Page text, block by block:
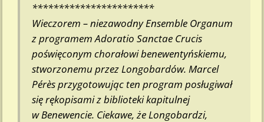
***********************
Wieczorem – niezawodny Ensemble Organum
z programemAdoratio Sanctae Crucis
poświęconym chorałowi benewentyńskiemu,
stworzonemu przez Longobardów. Marcel
Pérès przygotowując ten program posługiwał
się rękopisami z biblioteki kapitulnej
w Benewencie. Ciekawe, że Longobardzi,